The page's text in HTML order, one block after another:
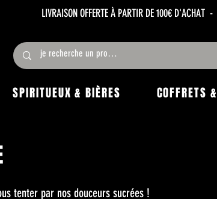
LIVRAISON OFFERTE À PARTIR DE 100€
SPIRITUEUX & BIÈRES COFFRETS
tenter par nos douceurs sucrées !